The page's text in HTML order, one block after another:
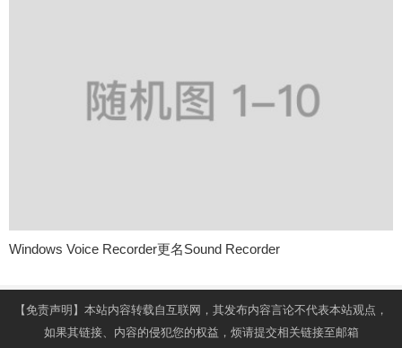
Windows Voice Recorder更名Sound Recorder
【免责声明】本站内容转载自互联网，其发布内容言论不代表本站观点，
如果其链接、内容的侵犯您的权益，烦请提交相关链接至邮箱